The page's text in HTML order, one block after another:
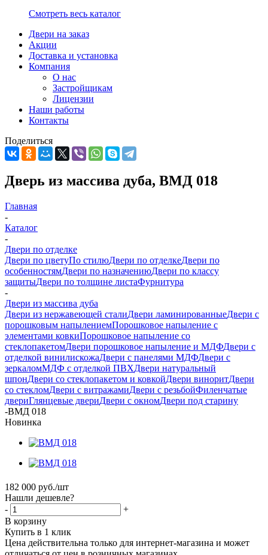
Смотреть весь каталог
Двери на заказ
Акции
Доставка и установка
Компания
О нас
Застройщикам
Лицензии
Наши работы
Контакты
Поделиться
Дверь из массива дуба, ВМД 018
Главная
-
Каталог
-
Двери по отделке
Двери по цветуПо стилюДвери по отделкеДвери по
особенностямДвери по назначениюДвери по классу
защитыДвери по толщине листаФурнитура
-
Двери из массива дуба
Двери из нержавеющей сталиДвери ламинированныеДвери с
порошковым напылениемПорошковое напыление с
элементами ковкиПорошковое напыление со
стеклопакетомДвери порошковое напыление и МДФДвери с
отделкой винилискожаДвери с панелями МДФДвери с
зеркаломМДФ с отделкой ПВХДвери натуральный
шпонДвери со стеклопакетом и ковкойДвери виноритДвери
со стекломДвери с витражамиДвери с резьбойФиленчатые
двериГлянцевые двериДвери с окномДвери под старину
-ВМД 018
Новинка
182 000 руб./шт
Нашли дешевле?
-
+
В корзину
Купить в 1 клик
Цена действительна только для интернет-магазина и может